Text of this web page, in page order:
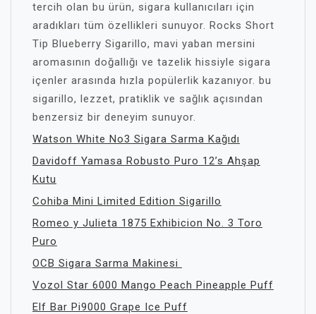
tercih olan bu ürün, sigara kullanıcıları için
aradıkları tüm özellikleri sunuyor. Rocks Short
Tip Blueberry Sigarillo, mavi yaban mersini
aromasının doğallığı ve tazelik hissiyle sigara
içenler arasında hızla popülerlik kazanıyor. bu
sigarillo, lezzet, pratiklik ve sağlık açısından
benzersiz bir deneyim sunuyor.
Watson White No3 Sigara Sarma Kağıdı
Davidoff Yamasa Robusto Puro 12’s Ahşap
Kutu
Cohiba Mini Limited Edition Sigarillo
Romeo y Julieta 1875 Exhibicion No. 3 Toro
Puro
OCB Sigara Sarma Makinesi
Vozol Star 6000 Mango Peach Pineapple Puff
Elf Bar Pi9000 Grape Ice Puff